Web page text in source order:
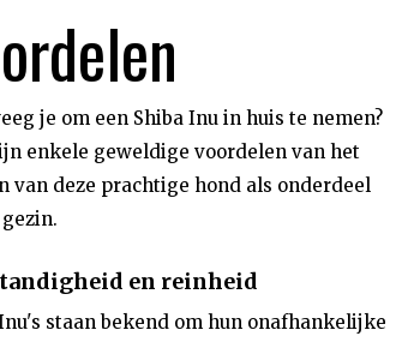
je om een Shiba Inu in huis te nemen?
enkele geweldige voordelen van het
van deze prachtige hond als onderdeel
en reinheid
staan bekend om hun onafhankelijke